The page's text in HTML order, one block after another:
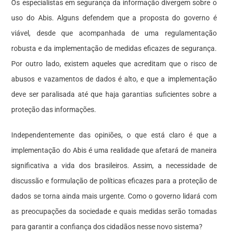
Os especialistas em segurança da informação divergem sobre o
uso do Abis. Alguns defendem que a proposta do governo é
viável, desde que acompanhada de uma regulamentação
robusta e da implementação de medidas eficazes de segurança.
Por outro lado, existem aqueles que acreditam que o risco de
abusos e vazamentos de dados é alto, e que a implementação
deve ser paralisada até que haja garantias suficientes sobre a
proteção das informações.
Independentemente das opiniões, o que está claro é que a
implementação do Abis é uma realidade que afetará de maneira
significativa a vida dos brasileiros. Assim, a necessidade de
discussão e formulação de políticas eficazes para a proteção de
dados se torna ainda mais urgente. Como o governo lidará com
as preocupações da sociedade e quais medidas serão tomadas
para garantir a confiança dos cidadãos nesse novo sistema?